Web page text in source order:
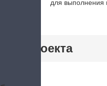
для выполнения
проекта